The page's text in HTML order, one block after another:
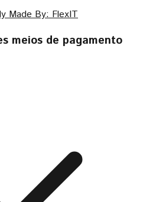
Made By: FlexIT
meios de pagamento